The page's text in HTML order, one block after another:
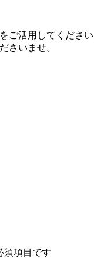
活用してくださ
さいませ。
須項目です